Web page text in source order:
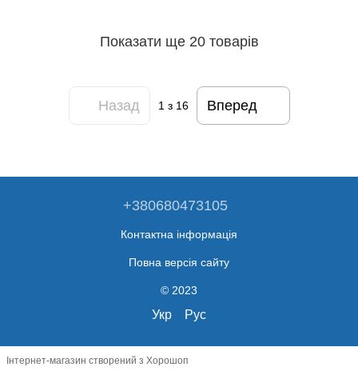
Показати ще 20 товарів
Назад 1з 16 Вперед
+380680473105
Контактна інформація
Повна версія сайту
© 2023
Укр Рус
Інтернет-магазин створений з Хорошоп